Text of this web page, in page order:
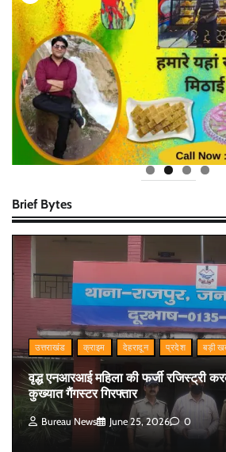
Brief Bytes
उत्तराखंड क्राइम देहरादून प्रदेश बड़ी
वृद्ध एनआरआई महिला की फर्जी रजिस्ट्री
कुख्यात गैंगस्टर गिरफ्तार
Bureau News June 25, 2026 0